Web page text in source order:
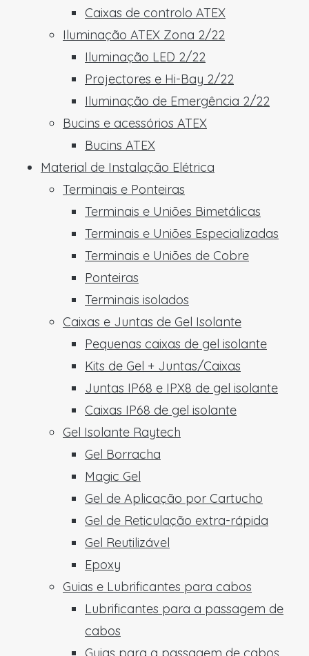
Caixas de controlo ATEX
Iluminação ATEX Zona 2/22
Iluminação LED 2/22
Projectores e Hi-Bay 2/22
Iluminação de Emergência 2/22
Bucins e acessórios ATEX
Bucins ATEX
Material de Instalação Elétrica
Terminais e Ponteiras
Terminais e Uniões Bimetálicas
Terminais e Uniões Especializadas
Terminais e Uniões de Cobre
Ponteiras
Terminais isolados
Caixas e Juntas de Gel Isolante
Pequenas caixas de gel isolante
Kits de Gel + Juntas/Caixas
Juntas IP68 e IPX8 de gel isolante
Caixas IP68 de gel isolante
Gel Isolante Raytech
Gel Borracha
Magic Gel
Gel de Aplicação por Cartucho
Gel de Reticulação extra-rápida
Gel Reutilizável
Epoxy
Guias e Lubrificantes para cabos
Lubrificantes para a passagem de
cabos